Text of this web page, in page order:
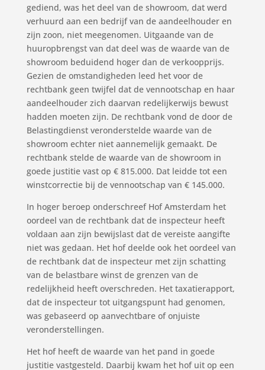
gediend, was het deel van de showroom, dat werd
verhuurd aan een bedrijf van de aandeelhouder en
zijn zoon, niet meegenomen. Uitgaande van de
huuropbrengst van dat deel was de waarde van de
showroom beduidend hoger dan de verkoopprijs.
Gezien de omstandigheden leed het voor de
rechtbank geen twijfel dat de vennootschap en haar
aandeelhouder zich daarvan redelijkerwijs bewust
hadden moeten zijn. De rechtbank vond de door de
Belastingdienst veronderstelde waarde van de
showroom echter niet aannemelijk gemaakt. De
rechtbank stelde de waarde van de showroom in
goede justitie vast op € 815.000. Dat leidde tot een
winstcorrectie bij de vennootschap van € 145.000.
In hoger beroep onderschreef Hof Amsterdam het
oordeel van de rechtbank dat de inspecteur heeft
voldaan aan zijn bewijslast dat de vereiste aangifte
niet was gedaan. Het hof deelde ook het oordeel van
de rechtbank dat de inspecteur met zijn schatting
van de belastbare winst de grenzen van de
redelijkheid heeft overschreden. Het taxatierapport,
dat de inspecteur tot uitgangspunt had genomen,
was gebaseerd op aanvechtbare of onjuiste
veronderstellingen.
Het hof heeft de waarde van het pand in goede
justitie vastgesteld. Daarbij kwam het hof uit op een